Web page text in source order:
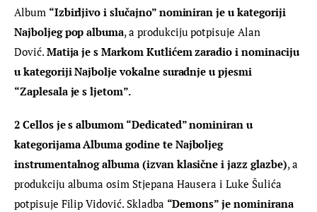
Album “Izbirljivo i slučajno” nominiran je u kategoriji
Najboljeg pop albuma, a produkciju potpisuje Alan
Dović. Matija je s Markom Kutlićem zaradio i nominaciju
u kategoriji Najbolje vokalne suradnje u pjesmi
“Zaplesala je s ljetom”.
2 Cellos je s albumom “Dedicated” nominiran u
kategorijama Albuma godine te Najboljeg
instrumentalnog albuma (izvan klasične i jazz glazbe), a
produkciju albuma osim Stjepana Hausera i Luke Šulića
potpisuje Filip Vidović. Skladba “Demons” je nominirana